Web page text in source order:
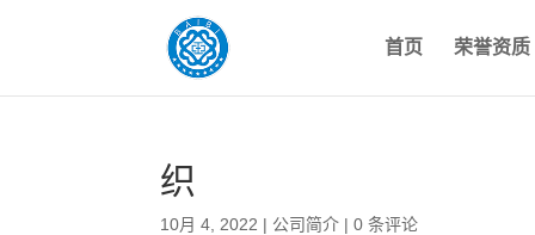
首页 荣誉资质
织
10月 4, 2022 | 公司简介 |0 条评论